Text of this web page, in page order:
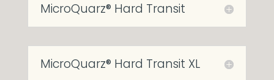
MicroQuarz® Hard Transit
MicroQuarz® Hard Transit XL